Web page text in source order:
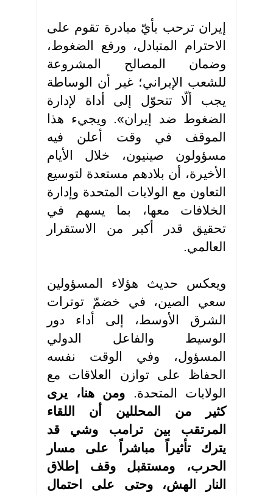
إيران ترحب بأيّ مبادرة تقوم على
الاحترام المتبادل، ورفع الضغوط،
وضمان المصالح المشروعة
للشعب الإيراني؛ غير أن الوساطة
يجب ألّا تتحوّل إلى أداة لإدارة
الضغوط ضد إيران». ويجيء هذا
الموقف في وقت أعلن فيه
مسؤولون صينيون، خلال الأيام
الأخيرة، أن بلادهم مستعدة لتوسيع
التعاون مع الولايات المتحدة وإدارة
الخلافات معها، بما يسهم في
تحقيق قدر أكبر من الاستقرار
العالمي.
ويعكس حديث هؤلاء المسؤولين
سعي الصين، في خضمّ توترات
الشرق الأوسط، إلى أداء دور
الوسيط والفاعل الدولي
المسؤول، وفي الوقت نفسه
الحفاظ على توازن العلاقات مع
الولايات المتحدة. ومن هنا، يرى
كثير من المحللين أن اللقاء
المرتقب بين ترامب وشي قد
يترك تأثيراً مباشراً على مسار
الحرب، ومستقبل وقف إطلاق
النار الهش، وحتى على احتمال